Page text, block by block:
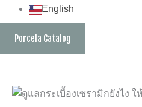
English
Porcela Catalog